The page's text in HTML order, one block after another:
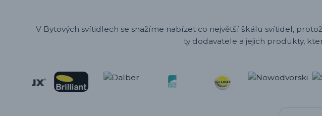
V Bytových svítidlech se snažíme nabízet co největší škálu svítidel,
ty dodavatele a jejich produkty,